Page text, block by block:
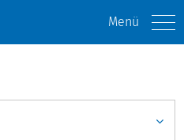
Menü